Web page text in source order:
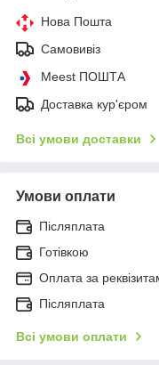
Нова Пошта
Самовивіз
Meest ПОШТА
Доставка кур'єром
Всі умови доставки
Умови оплати
Післяплата
Готівкою
Оплата за
Післяплата
Всі умови оплати